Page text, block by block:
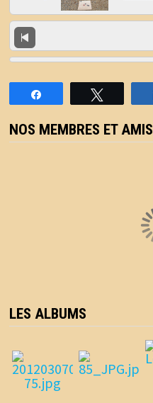
NOS MEMBRES ET AMIS
LES ALBUMS